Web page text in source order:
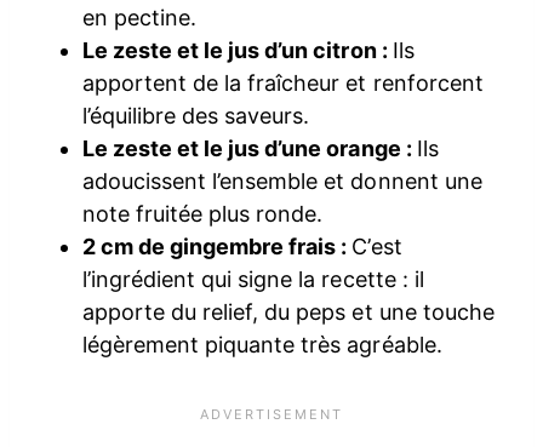
en pectine.
Le zeste et le jus d’un citron : Ils
apportent de la fraîcheur et renforcent
l’équilibre des saveurs.
Le zeste et le jus d’une orange : Ils
adoucissent l’ensemble et donnent une
note fruitée plus ronde.
2 cm de gingembre frais : C’est
l’ingrédient qui signe la recette : il
apporte du relief, du peps et une touche
légèrement piquante très agréable.